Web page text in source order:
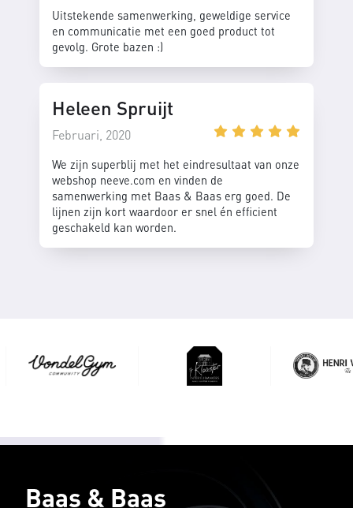
Uitstekende samenwerking, geweldige service
en communicatie met een goed product tot
gevolg. Grote bazen :)
Heleen Spruijt
Februari, 2020
We zijn superblij met het eindresultaat van onze
webshop neeve.com en vinden de
samenwerking met Baas & Baas erg goed. De
lijnen zijn kort waardoor er snel én efficient
geschakeld kan worden.
Baas & Baas